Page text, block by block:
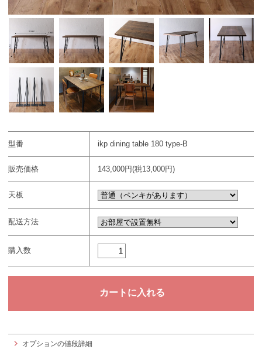
型番 ikp dining table 180 type-B
販売価格 143,000円(税13,000円)
天板
配送方法
購入数
オプションの値段詳細